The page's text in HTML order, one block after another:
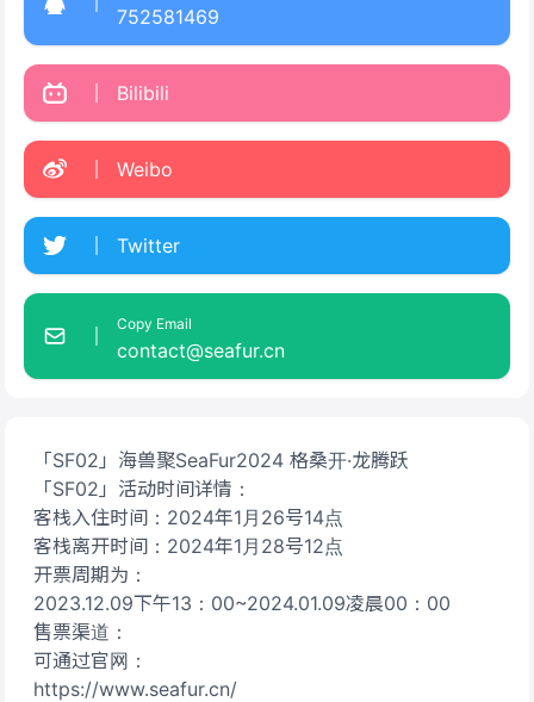
「SF02」海兽聚SeaFur2024 格桑开·龙腾跃
「SF02」活动时间详情：
客栈入住时间：2024年1月26号14点
客栈离开时间：2024年1月28号12点
开票周期为：
2023.12.09下午13：00~2024.01.09凌晨00：00
售票渠道：
可通过官网：
https://www.seafur.cn/
752581469
Bilibili
Weibo
Twitter
Copy Email
contact@seafur.cn